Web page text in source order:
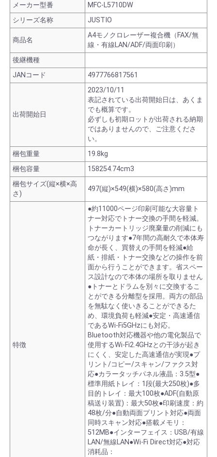
メーカー型番
MFC-L5710DW
シリーズ名称
JUSTIO
商品名
A4モノクロレーザー複合機（FAX/無
線・有線LAN/ADF/両面印刷）
後継機種
JANコード
4977766817561
出荷開始日
2023/10/11
表記されている出荷開始日は、あくま
でも概算です。
必ずしも初期ロットが出荷される納期
ではありませんので、ご注意くださ
い。
梱包重量
19.8kg
梱包容量
158254.74cm3
梱包サイズ(縦×横×高
さ)
497(縦)×549(横)×580(高さ)mm
特徴
●約11000ページ印刷可能な大容量ト
ナー対応でトナー交換の手間を軽減。
トナーカートリッジ廃棄量の削減にも
つながります●7年間の高耐久で本体寿
命が長く、買替えの手間を軽減●給
紙・排紙・トナー交換などの操作を前
面から行うことができます。省スペー
ス設計なので本体の場所を取りません
●トナーとドラムを別々に交換するこ
とができる分離型を採用。両方の部品
を無駄なく使いきることができるた
め、環境負荷も軽減●安定・高速通信
であるWi-Fi5GHzにも対応。
Bluetooth対応機器や他の電化製品で
使用するWi-Fi2.4GHzとの干渉が起き
にくく、安定した高速通信が実現●プ
リント/コピー/スキャン/ファクス対
応●カラータッチパネル液晶：3.5型●
標準用紙トレイ：1段(最大250枚)●多
目的トレイ：最大100枚●ADF(自動原
稿送り装置)：最大50枚●印刷速度：約
48枚/分●自動両面プリント対応●両面
同時スキャン対応●搭載メモリ：
512MB●インターフェイス：USB/有線
LAN/無線LAN●Wi-Fi Direct対応●対応
消耗品：